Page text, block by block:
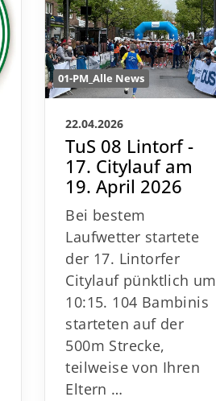
01-PM_Alle News
22.04.2026
TuS 08 Lintorf -
17. Citylauf am
19. April 2026
Bei bestem
Laufwetter startete
der 17. Lintorfer
Citylauf pünktlich um
10:15. 104 Bambinis
starteten auf der
500m Strecke,
teilweise von Ihren
Eltern …